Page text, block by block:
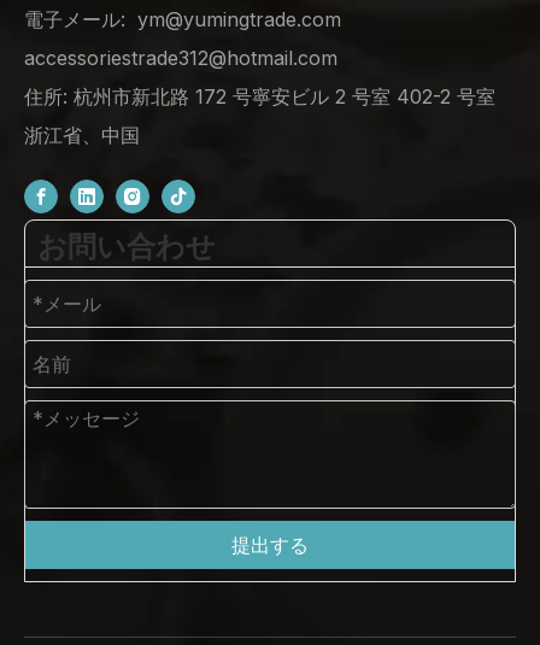
電子メール: ym@yumingtrade.com
accessoriestrade312@hotmail.com
住所: 杭州市新北路 172 号寧安ビル 2 号室 402-2 号室
浙江省、中国
お問い合わせ
提出する